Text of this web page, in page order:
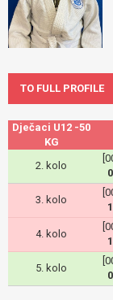
TO FULL PROFILE
Dječaci U12 -50
KG
2. kolo
3. kolo
4. kolo
5. kolo